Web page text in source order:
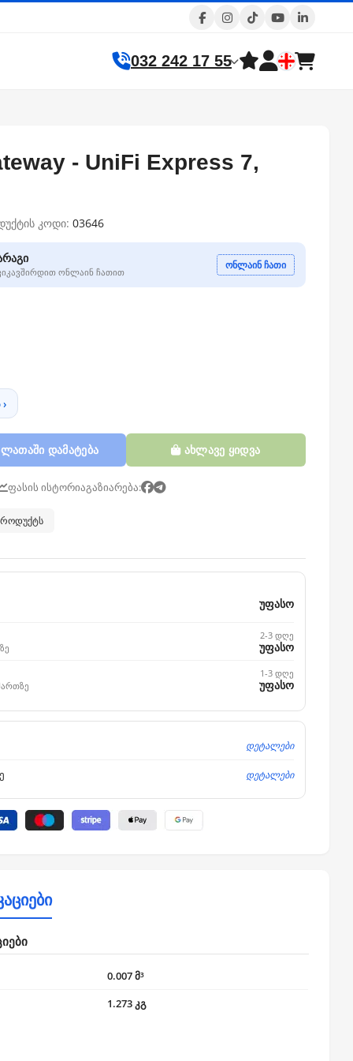
032 242 17 55
- UniFi Express 7,
კოდი: 03646
ონლაინ ჩათით
ონლაინ ჩათი
დამატება ახლავე ყიდვა
ფასის ისტორიაგაზიარება:
უფასო
2-3 დღე
უფასო
1-3 დღე
უფასო
დეტალები
დეტალები
0.007 მ³
1.273 კგ